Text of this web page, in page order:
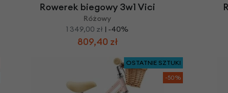
Rowerek biegowy 3w1 Vici
Różowy
1 349,00 zł | -40%
809,40 zł
OSTATNIE SZTUKI
-50%